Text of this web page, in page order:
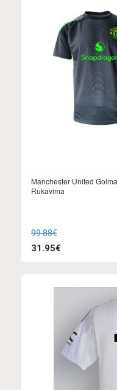
Manchester United
Rukavima
99.88€
31.95€